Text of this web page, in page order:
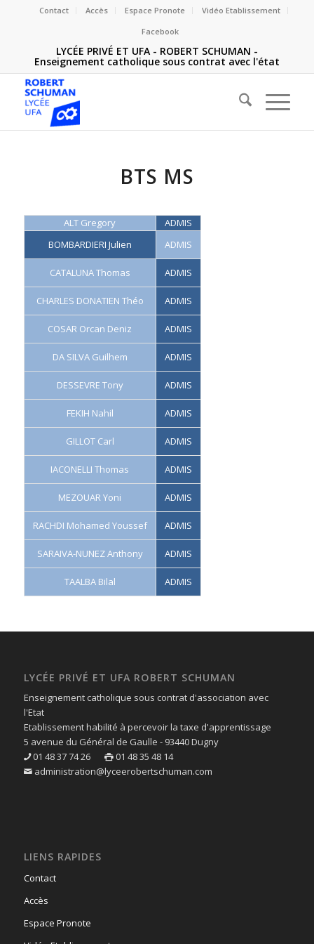
Contact Accès Espace Pronote
Vidéo Etablissement
Facebook
LYCÉE PRIVÉ ET UFA - ROBERT SCHUMAN -
Enseignement catholique sous contrat avec l'état
BTS MS
ALT Gregory
ADMIS
BOMBARDIERI Julien
ADMIS
CATALUNA Thomas ADMIS
CHARLES DONATIEN Théo ADMIS
COSAR Orcan Deniz ADMIS
DA SILVA Guilhem ADMIS
DESSEVRE Tony ADMIS
FEKIH Nahil ADMIS
GILLOT Carl ADMIS
IACONELLI Thomas ADMIS
MEZOUAR Yoni ADMIS
RACHDI Mohamed Youssef ADMIS
SARAIVA-NUNEZ Anthony ADMIS
TAALBA Bilal ADMIS
LYCÉE PRIVÉ ET UFA ROBERT SCHUMAN
Enseignement catholique sous contrat d'association avec
l'Etat
Etablissement habilité à percevoir la taxe d'apprentissage
5 avenue du Général de Gaulle - 93440 Dugny
01 48 37 74 26
01 48 35 48 14
administration@lyceerobertschuman.com
LIENS RAPIDES
Contact
Accès
Espace Pronote